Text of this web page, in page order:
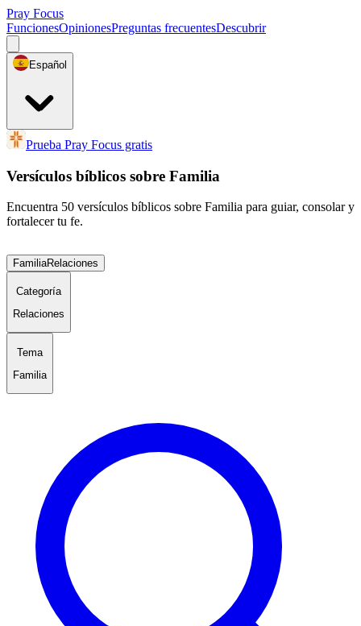
Pray Focus
FuncionesOpinionesPreguntas frecuentesDescubrir
Español
Prueba Pray Focus gratis
Versículos bíblicos sobre Familia
Encuentra 50 versículos bíblicos sobre Familia para guiar, consolar y
fortalecer tu fe.
FamiliaRelaciones
Categoría
Relaciones
Tema
Familia